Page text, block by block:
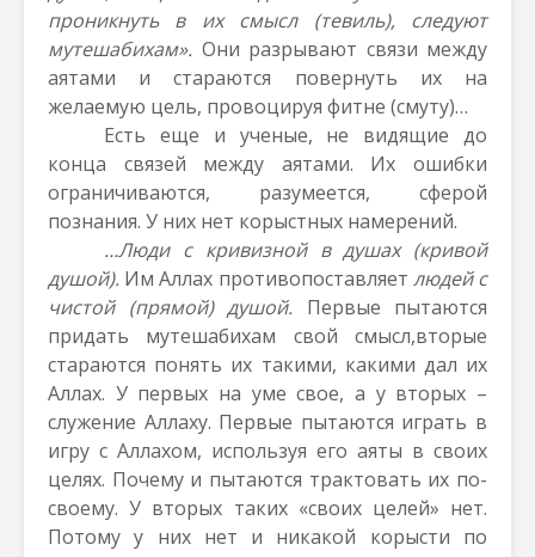
проникнуть в их смысл (тевиль), следуют
мутешабихам». Они разрывают связи между
аятами и стараются повернуть их на
желаемую цель, провоцируя фитне (смуту)…
Есть еще и ученые, не видящие до
конца связей между аятами. Их ошибки
ограничиваются, разумеется, сферой
познания. У них нет корыстных намерений.
…Люди с кривизной в душах (кривой
душой). Им Аллах противопоставляет людей с
чистой (прямой) душой. Первые пытаются
придать мутешабихам свой смысл,вторые
стараются понять их такими, какими дал их
Аллах. У первых на уме свое, а у вторых –
служение Аллаху. Первые пытаются играть в
игру с Аллахом, используя его аяты в своих
целях. Почему и пытаются трактовать их по-
своему. У вторых таких «своих целей» нет.
Потому у них нет и никакой корысти по